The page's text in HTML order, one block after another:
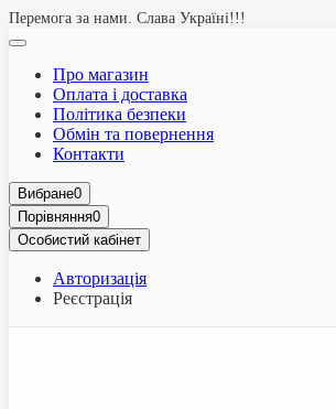
Перемога за нами. Слава Україні!!!
Про магазин
Оплата і доставка
Політика безпеки
Обмін та повернення
Контакти
Вибране0
Порівняння0
Особистий кабінет
Авторизація
Реєстрація